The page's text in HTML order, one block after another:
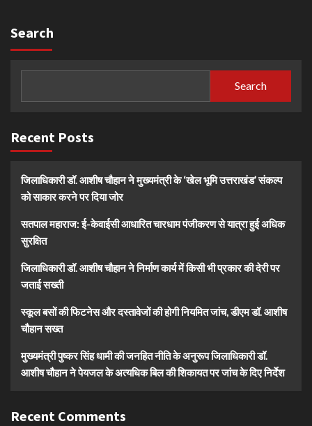
Search
Search
Recent Posts
जिलाधिकारी डॉ. आशीष चौहान ने मुख्यमंत्री के ‘खेल भूमि उत्तराखंड’ संकल्प
को साकार करने पर दिया जोर
सतपाल महाराज: ई-केवाईसी आधारित चारधाम पंजीकरण से यात्रा हुई अधिक
सुरक्षित
जिलाधिकारी डॉ. आशीष चौहान ने निर्माण कार्य में किसी भी प्रकार की देरी पर
जताई सख्ती
स्कूल बसों की फिटनेस और दस्तावेजों की होगी नियमित जांच, डीएम डॉ. आशीष
चौहान सख्त
मुख्यमंत्री पुष्कर सिंह धामी की जनहित नीति के अनुरूप जिलाधिकारी डॉ.
आशीष चौहान ने पेयजल के अत्यधिक बिल की शिकायत पर जांच के दिए निर्देश
Recent Comments